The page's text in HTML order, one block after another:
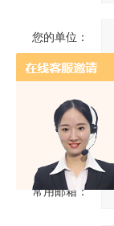
您的单位：
联系电话：
常用邮箱：